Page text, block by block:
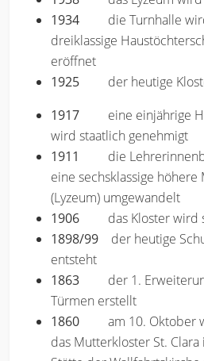
1934 die Turnhalle
dreiklassige
eröffnet
1925 der heutige
1917 eine einjährige
wird staatlich genehmigt
1911 die
eine sechsklassige höhere
(Lyzeum) umgewandelt
1906 das Kloster wird
1898/99 der heutige
entsteht
1863 der 1.
Türmen erstellt
1860
am 10. Oktober
das Mutterkloster St.